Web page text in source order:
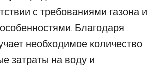
с требованиями газона и
Благодаря
необходимое количество
затраты на воду и